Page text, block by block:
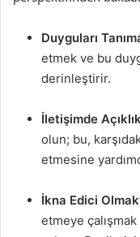
Duyguları
etmek ve bu
derinleştirir.
İletişimde
olun; bu,
etmesine
İkna Edici
etmeye